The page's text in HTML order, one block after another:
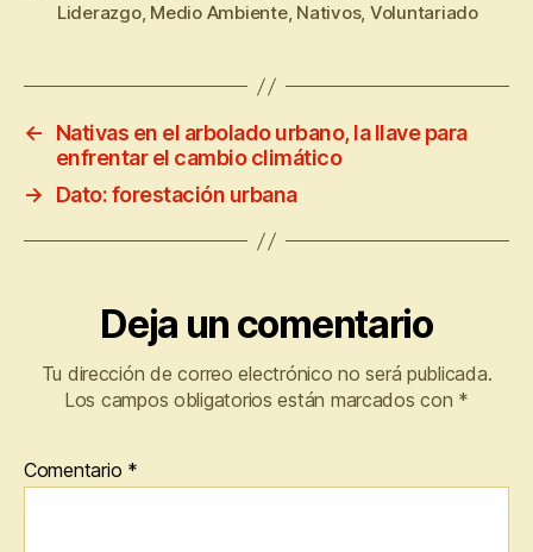
Liderazgo, Medio Ambiente, Nativos, Voluntariado
←
Nativas en el arbolado urbano, la llave para
enfrentar el cambio climático
→
Dato: forestación urbana
Deja un comentario
Tu dirección de correo electrónico no será publicada.
Los campos obligatorios están marcados con *
Comentario *